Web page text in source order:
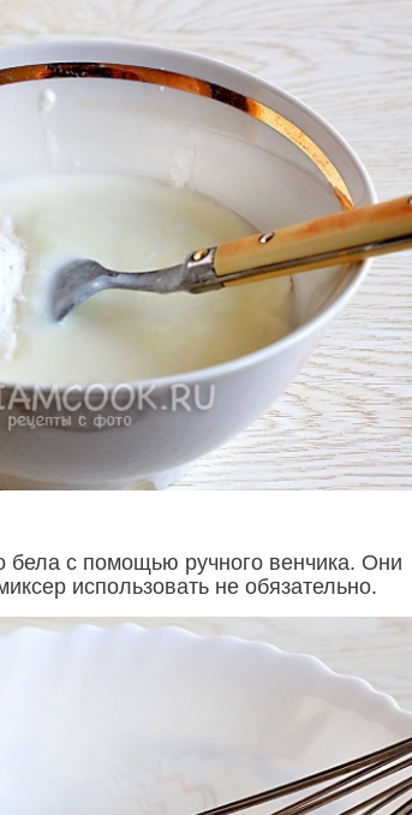
бела с помощью ручного венчика. Они
использовать не обязательно.